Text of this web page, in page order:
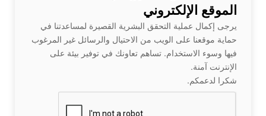
الموقع الإلكتروني
يرجى إكمال عملية التحقق البشرية القصيرة لمساعدتنا في
حماية موقعنا على الويب من الاحتيال والرسائل غير المرغوب
فيها وسوء الاستخدام. تساهم تعاونك في توفير بيئة على
الإنترنت آمنة.
شكرا لدعمكم.